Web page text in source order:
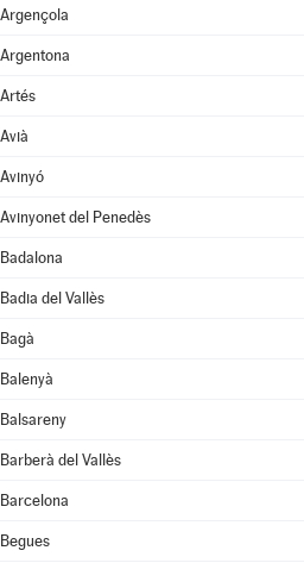
Argençola
Argentona
Artés
Avià
Avinyó
Avinyonet del Penedès
Badalona
Badia del Vallès
Bagà
Balenyà
Balsareny
Barberà del Vallès
Barcelona
Begues